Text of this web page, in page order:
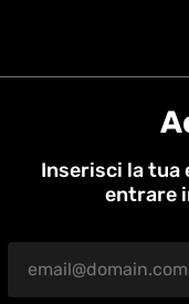
Inserisci la tua
entrare